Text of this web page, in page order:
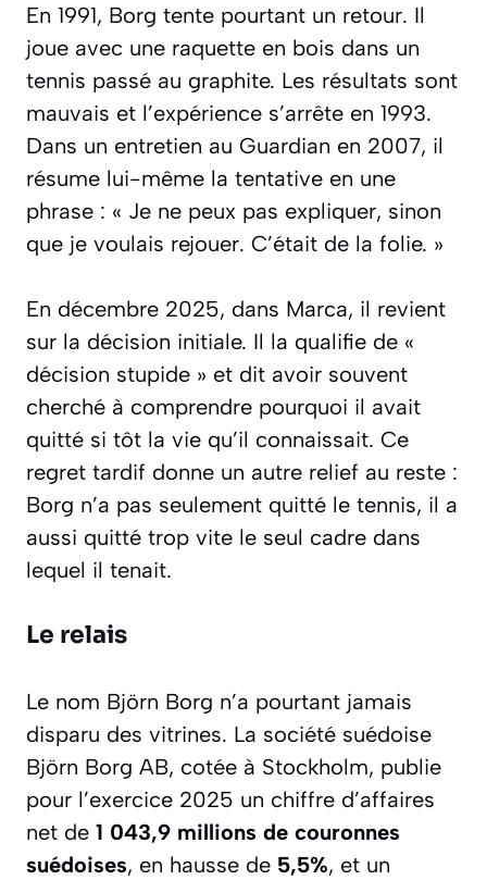
En 1991, Borg tente pourtant un retour. Il
joue avec une raquette en bois dans un
tennis passé au graphite. Les résultats sont
mauvais et l’expérience s’arrête en 1993.
Dans un entretien au Guardian en 2007, il
résume lui-même la tentative en une
phrase : « Je ne peux pas expliquer, sinon
que je voulais rejouer. C’était de la folie. »
En décembre 2025, dans Marca, il revient
sur la décision initiale. Il la qualifie de «
décision stupide » et dit avoir souvent
cherché à comprendre pourquoi il avait
quitté si tôt la vie qu’il connaissait. Ce
regret tardif donne un autre relief au reste :
Borg n’a pas seulement quitté le tennis, il a
aussi quitté trop vite le seul cadre dans
lequel il tenait.
Le relais
Le nom Björn Borg n’a pourtant jamais
disparu des vitrines. La société suédoise
Björn Borg AB, cotée à Stockholm, publie
pour l’exercice 2025 un chiffre d’affaires
net de 1 043,9 millions de couronnes
suédoises, en hausse de 5,5%, et un